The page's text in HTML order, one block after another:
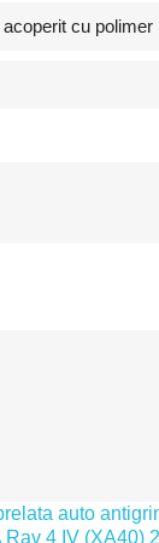
cu polimer